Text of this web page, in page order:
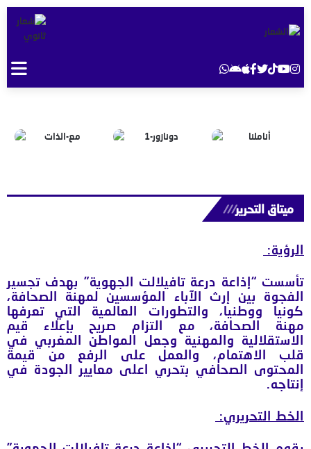
ميتاق التحرير///
الرؤية:
تأسست “إذاعة درعة تافيلالت الجهوية” بهدف تجسير
الفجوة بين إرث الآباء المؤسسين لمهنة الصحافة،
كونيا ووطنيا، والتطورات العالمية التي تعرفها
مهنة الصحافة، مع التزام صريح بإعلاء قيم
الاستقلالية والمهنية وجعل المواطن المغربي في
قلب الاهتمام، والعمل على الرفع من قيمة
المحتوى الصحافي بتحري اعلى معايير الجودة في
إنتاجه.
الخط التحريري: